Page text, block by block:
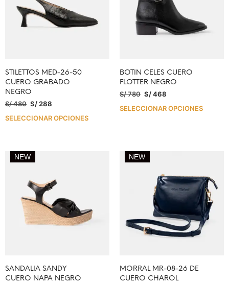
STILETTOS MED-26-50
CUERO GRABADO
NEGRO
S/480 S/288
SELECCIONAR OPCIONES
BOTIN CELES CUERO
FLOTTER NEGRO
S/780 S/468
SELECCIONAR OPCIONES
NEW
SANDALIA SANDY
CUERO NAPA NEGRO
NEW
MORRAL MR-08-26 DE
CUERO CHAROL